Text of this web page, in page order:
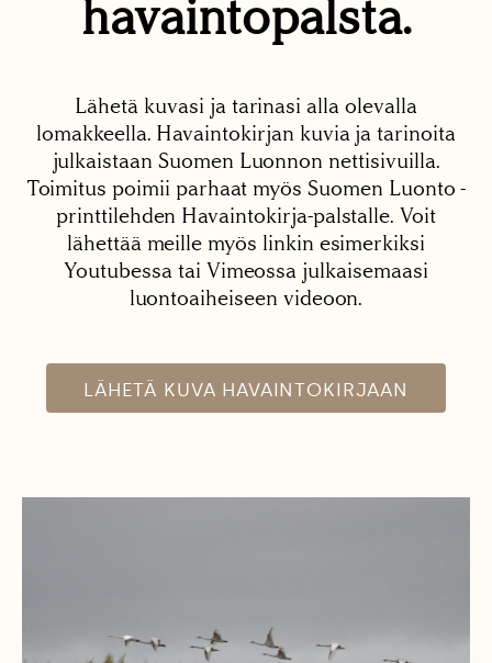
havaintopalsta.
Lähetä kuvasi ja tarinasi alla olevalla
lomakkeella. Havaintokirjan kuvia ja tarinoita
julkaistaan Suomen Luonnon nettisivuilla.
Toimitus poimii parhaat myös Suomen Luonto -
printtilehden Havaintokirja-palstalle. Voit
lähettää meille myös linkin esimerkiksi
Youtubessa tai Vimeossa julkaisemaasi
luontoaiheiseen videoon.
LÄHETÄ KUVA HAVAINTOKIRJAAN